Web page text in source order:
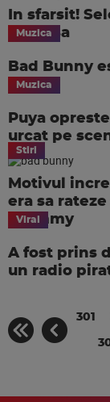
In sfarsit!
mireasa
Muzica
Bad Bunny
iubita
Muzica
Puya
urcat pe
Stiri
Motivul
era sa
Grammy
Viral
A fost prins
un radio
301